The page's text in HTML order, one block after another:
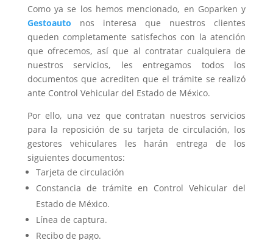
Como ya se los hemos mencionado, en Goparken y
Gestoauto nos interesa que nuestros clientes
queden completamente satisfechos con la atención
que ofrecemos, así que al contratar cualquiera de
nuestros servicios, les entregamos todos los
documentos que acrediten que el trámite se realizó
ante Control Vehicular del Estado de México.
Por ello, una vez que contratan nuestros servicios
para la reposición de su tarjeta de circulación, los
gestores vehiculares les harán entrega de los
siguientes documentos:
Tarjeta de circulación
Constancia de trámite en Control Vehicular del
Estado de México.
Línea de captura.
Recibo de pago.